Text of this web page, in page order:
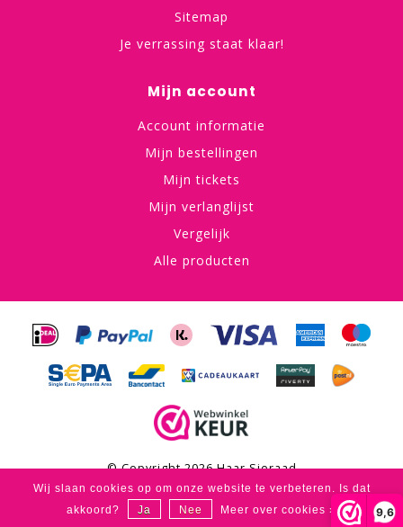
9,6
Wij slaan cookies op om onze website te verbeteren. Is dat
akkoord?
Ja Nee Meer over cookies »
Sitemap
Je verrassing staat klaar!
Mijn account
Account informatie
Mijn bestellingen
Mijn tickets
Mijn verlanglijst
Vergelijk
Alle producten
© Copyright 2026 Haar Sieraad
scores a 4,8/5out of klantbeoordelingen at
Google